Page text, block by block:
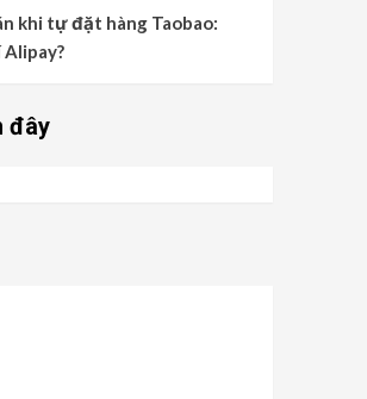
khi tự đặt hàng Taobao:
Alipay?
đây